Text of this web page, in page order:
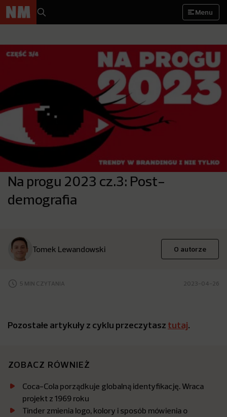
Menu
Na progu 2023 cz.3: Post-
demografia
Tomek Lewandowski O autorze
5 MIN CZYTANIA 2023-04-26
Pozostałe artykuły z cyklu przeczytasz tutaj.
ZOBACZ RÓWNIEŻ
Coca-Cola porządkuje globalną identyfikację. Wraca
projekt z 1969 roku
Tinder zmienia logo, kolory i sposób mówienia o